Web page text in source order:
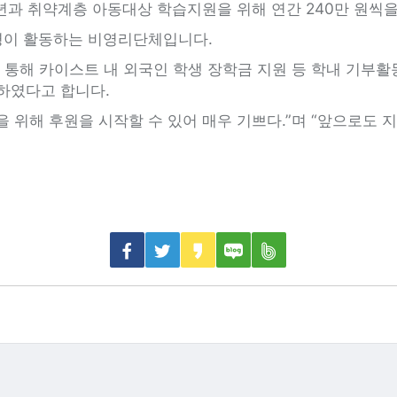
과 취약계층 아동대상 학습지원을 위해 연간 240만 원씩
활동하는 비영리단체입니다.
해 카이스트 내 외국인 학생 장학금 지원 등 학내 기부활
였다고 합니다.
위해 후원을 시작할 수 있어 매우 기쁘다.”며 “앞으로도